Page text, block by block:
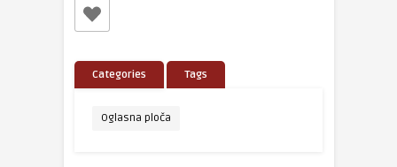
Categories Tags
Oglasna ploča